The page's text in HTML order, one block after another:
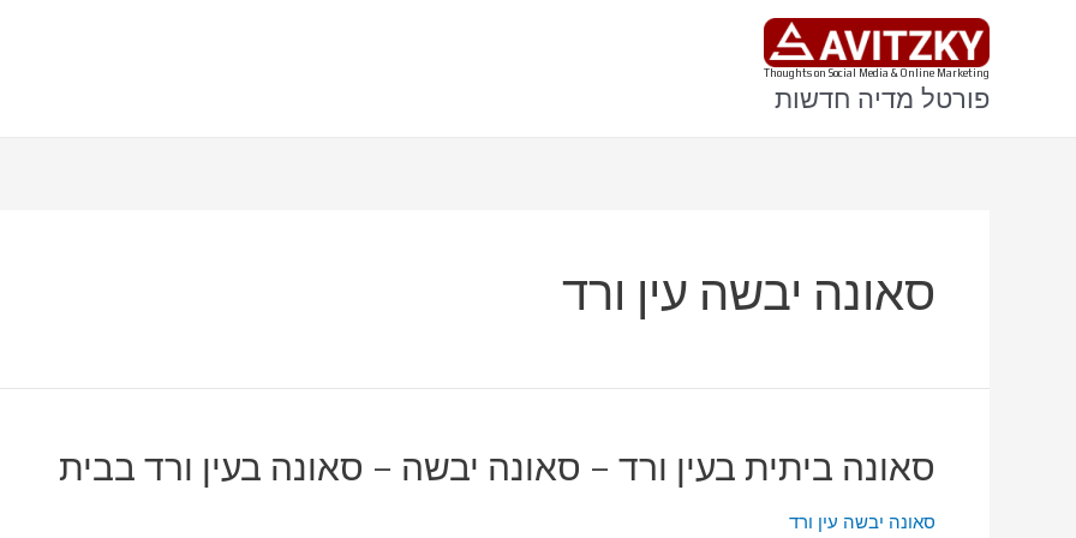
Thoughts on Social Media & Online Marketing
פורטל מדיה חדשות
סאונה יבשה עין ורד
סאונה ביתית בעין ורד – סאונה יבשה – סאונה בעין ורד בבית
סאונה יבשה עין ורד